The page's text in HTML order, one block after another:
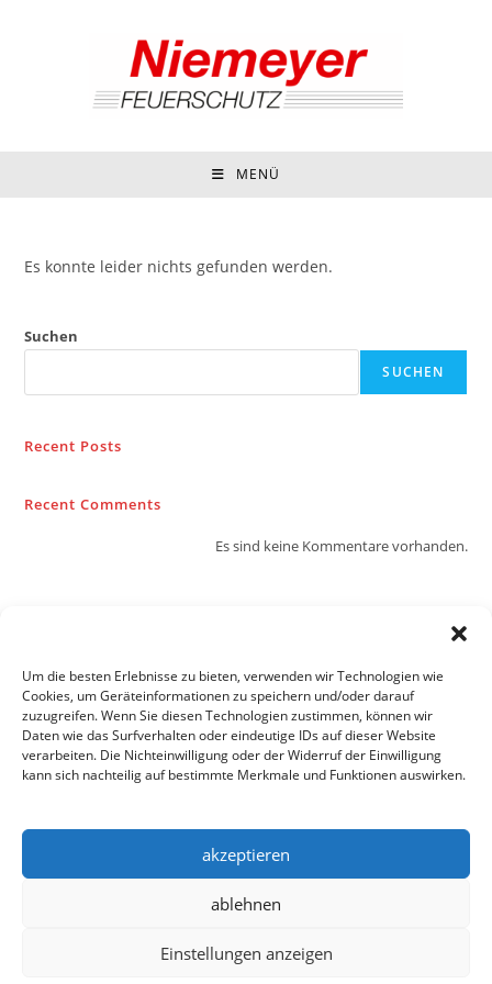
Um die besten Erlebnisse zu bieten, verwenden wir Technologien wie
Cookies, um Geräteinformationen zu speichern und/oder darauf
zuzugreifen. Wenn Sie diesen Technologien zustimmen, können wir
Daten wie das Surfverhalten oder eindeutige IDs auf dieser Website
verarbeiten. Die Nichteinwilligung oder der Widerruf der Einwilligung
kann sich nachteilig auf bestimmte Merkmale und Funktionen auswirken.
akzeptieren
ablehnen
Einstellungen anzeigen
MENÜ
Es konnte leider nichts gefunden werden.
Suchen
SUCHEN
Recent Posts
Recent Comments
Es sind keine Kommentare vorhanden.
Impressum
Copyright 2024 / Niemeyer Feuerschutz GmbH